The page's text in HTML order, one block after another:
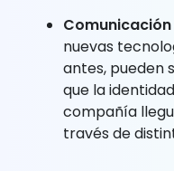
nuevas
antes, pueden
que la
compañía
través de